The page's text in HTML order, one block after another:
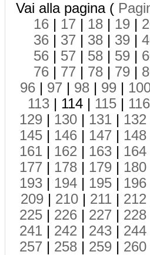
Vai alla pagina (
16 | 17 | 18 | 19 |
36 | 37 | 38 | 39 |
56 | 57 | 58 | 59 |
76 | 77 | 78 | 79 |
96 | 97 | 98 | 99 |
113 | 114 | 115 | 116
129 | 130 | 131 | 132
145 | 146 | 147 | 148
161 | 162 | 163 | 164
177 | 178 | 179 | 180
193 | 194 | 195 | 196
209 | 210 | 211 | 212
225 | 226 | 227 | 228
241 | 242 | 243 | 244
257 | 258 | 259 | 260